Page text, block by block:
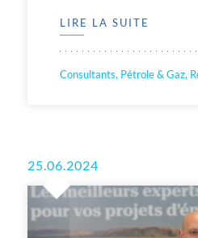
LIRE LA SUITE
Consultants, Pétrole & Gaz,
25.06.2024